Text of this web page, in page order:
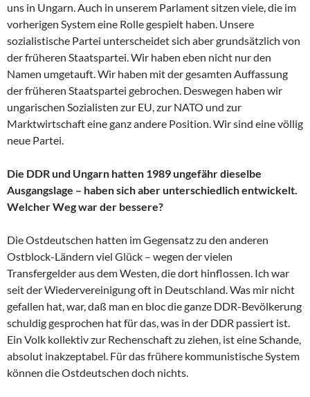
uns in Ungarn. Auch in unserem Parlament sitzen viele, die im
vorherigen System eine Rolle gespielt haben. Unsere
sozialistische Partei unterscheidet sich aber grundsätzlich von
der früheren Staatspartei. Wir haben eben nicht nur den
Namen umgetauft. Wir haben mit der gesamten Auffassung
der früheren Staatspartei gebrochen. Deswegen haben wir
ungarischen Sozialisten zur EU, zur NATO und zur
Marktwirtschaft eine ganz andere Position. Wir sind eine völlig
neue Partei.
Die DDR und Ungarn hatten 1989 ungefähr dieselbe
Ausgangslage – haben sich aber unterschiedlich entwickelt.
Welcher Weg war der bessere?
Die Ostdeutschen hatten im Gegensatz zu den anderen
Ostblock-Ländern viel Glück – wegen der vielen
Transfergelder aus dem Westen, die dort hinflossen. Ich war
seit der Wiedervereinigung oft in Deutschland. Was mir nicht
gefallen hat, war, daß man en bloc die ganze DDR-Bevölkerung
schuldig gesprochen hat für das, was in der DDR passiert ist.
Ein Volk kollektiv zur Rechenschaft zu ziehen, ist eine Schande,
absolut inakzeptabel. Für das frühere kommunistische System
können die Ostdeutschen doch nichts.